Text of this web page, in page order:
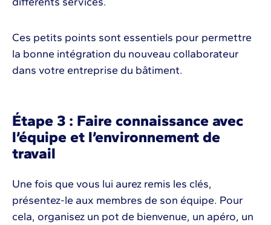
Ces petits points sont essentiels pour permettre
la bonne intégration du nouveau collaborateur
dans votre entreprise du bâtiment.
Étape 3 : Faire connaissance avec
l’équipe et l’environnement de
travail
Une fois que vous lui aurez remis les clés,
présentez-le aux membres de son équipe. Pour
cela, organisez un pot de bienvenue, un apéro, un